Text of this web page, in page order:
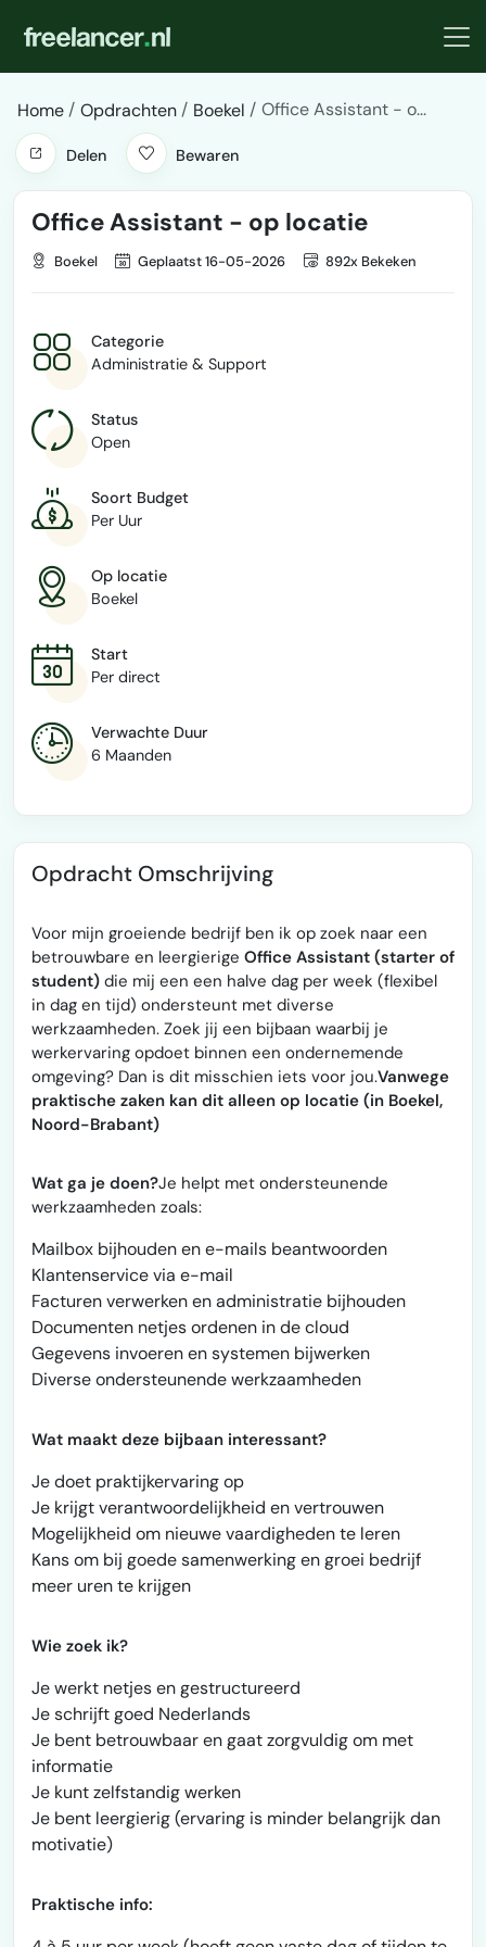
Home Opdrachten Boekel Office Assistant - o...
Delen Bewaren
Office Assistant - op locatie
Boekel Geplaatst 16-05-2026 892x Bekeken
Categorie
Administratie & Support
Status
Open
Soort Budget
Per Uur
Op locatie
Boekel
Start
Per direct
Verwachte Duur
6 Maanden
Opdracht Omschrijving
Voor mijn groeiende bedrijf ben ik op zoek naar een
betrouwbare en leergierige Office Assistant (starter of
student) die mij een een halve dag per week (flexibel
in dag en tijd) ondersteunt met diverse
werkzaamheden. Zoek jij een bijbaan waarbij je
werkervaring opdoet binnen een ondernemende
omgeving? Dan is dit misschien iets voor jou.Vanwege
praktische zaken kan dit alleen op locatie (in Boekel,
Noord-Brabant)
Wat ga je doen?Je helpt met ondersteunende
werkzaamheden zoals:
Mailbox bijhouden en e-mails beantwoorden
Klantenservice via e-mail
Facturen verwerken en administratie bijhouden
Documenten netjes ordenen in de cloud
Gegevens invoeren en systemen bijwerken
Diverse ondersteunende werkzaamheden
Wat maakt deze bijbaan interessant?
Je doet praktijkervaring op
Je krijgt verantwoordelijkheid en vertrouwen
Mogelijkheid om nieuwe vaardigheden te leren
Kans om bij goede samenwerking en groei bedrijf
meer uren te krijgen
Wie zoek ik?
Je werkt netjes en gestructureerd
Je schrijft goed Nederlands
Je bent betrouwbaar en gaat zorgvuldig om met
informatie
Je kunt zelfstandig werken
Je bent leergierig (ervaring is minder belangrijk dan
motivatie)
Praktische info: